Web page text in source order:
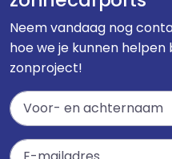
Neem vandaag nog
hoe we je kunnen
zonproject!